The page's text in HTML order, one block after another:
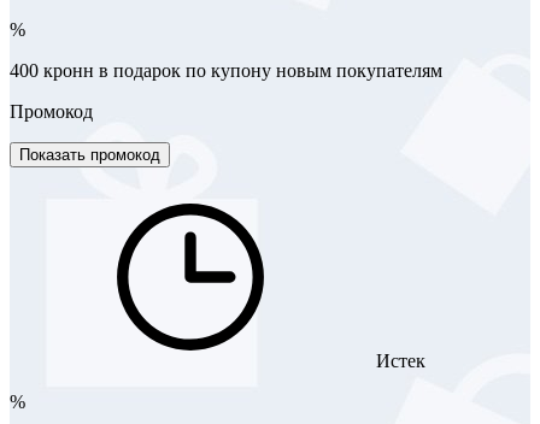
%
400 кронн в подарок по купону новым покупателям
Промокод
Показать промокод
Истек
%